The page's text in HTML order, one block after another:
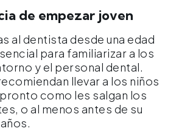
de empezar joven
al dentista desde una edad
para familiarizar a los
y el personal dental.
llevar a los niños
como les salgan los
o al menos antes de su